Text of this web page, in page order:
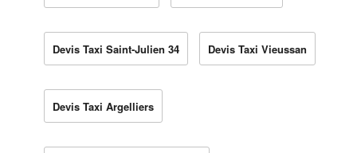
Devis Taxi Saint-Julien 34 Devis Taxi Vieussan
Devis Taxi Argelliers